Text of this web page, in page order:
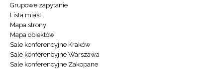
Grupowe zapytanie
Lista miast
Mapa strony
Mapa obiektów
Sale konferencyjne Kraków
Sale konferencyjne Warszawa
Sale konferencyjne Zakopane